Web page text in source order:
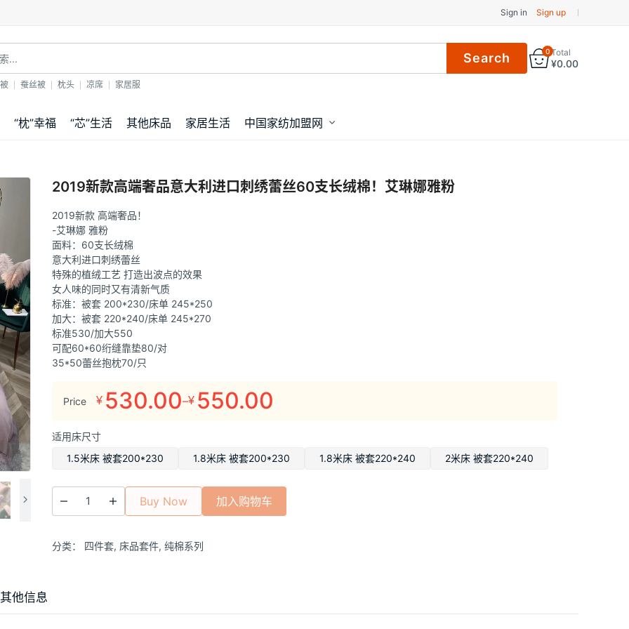
Sign in Sign up
蚕丝被 枕头 凉席 家居服
0Total
¥0.00
“枕”幸福 “芯”生活 其他床品 家居生活 中国家纺加盟网
2019新款高端奢品意大利进口刺绣蕾丝60支长绒棉！艾琳娜雅粉
2019新款 高端奢品！
-艾琳娜 雅粉
面料：60支长绒棉
意大利进口刺绣蕾丝
特殊的植绒工艺 打造出波点的效果
女人味的同时又有清新气质
标准：被套 200*230/床单 245*250
加大：被套 220*240/床单 245*270
标准530/加大550
可配60*60绗缝靠垫80/对
35*50蕾丝抱枕70/只
Price ¥ 530.00–¥ 550.00
价
范
围：
¥550.00
适用床尺寸
1.5米床 被套200*230
1.8米床 被套200*230 1.8米床 被套220*240 2米床 被套220*240
Buy Now 加入购物车
分类： 四件套, 床品套件, 纯棉系列
其他信息